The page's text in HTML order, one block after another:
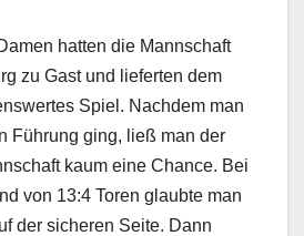
hatten die Mannschaft
zu Gast und lieferten dem
Spiel. Nachdem man
Führung ging, ließ man der
kaum eine Chance. Bei
von 13:4 Toren glaubte man
der sicheren Seite. Dann